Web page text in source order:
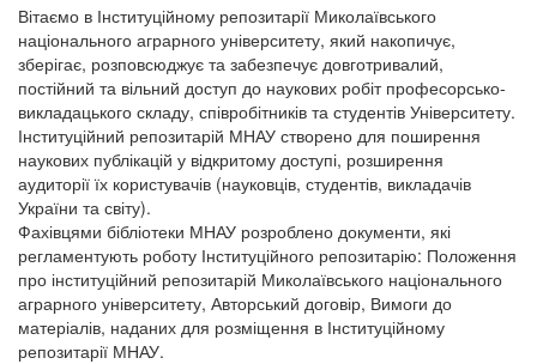
Вітаємо в Інституційному репозитарії Миколаївського
національного аграрного університету, який накопичує,
зберігає, розповсюджує та забезпечує довготривалий,
постійний та вільний доступ до наукових робіт професорсько-
викладацького складу, співробітників та студентів Університету.
Інституційний репозитарій МНАУ створено для поширення
наукових публікацій у відкритому доступі, розширення
аудиторії їх користувачів (науковців, студентів, викладачів
України та світу).
Фахівцями бібліотеки МНАУ розроблено документи, які
регламентують роботу Інституційного репозитарію: Положення
про інституційний репозитарій Миколаївського національного
аграрного університету, Авторський договір, Вимоги до
матеріалів, наданих для розміщення в Інституційному
репозитарії МНАУ.